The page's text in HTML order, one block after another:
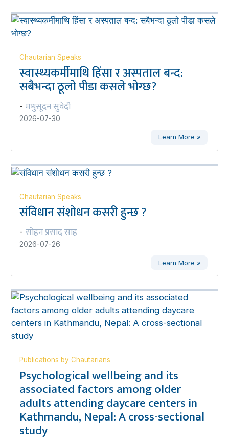
Chautarian Speaks
स्वास्थ्यकर्मीमाथि हिंसा र अस्पताल बन्द:
सबैभन्दा ठूलो पीडा कसले भोग्छ?
- मधुसूदन सुवेदी
2026-07-30
Learn More »
Chautarian Speaks
संविधान संशोधन कसरी हुन्छ ?
- सोहन प्रसाद साह
2026-07-26
Learn More »
Publications by Chautarians
Psychological wellbeing and its
associated factors among older
adults attending daycare centers in
Kathmandu, Nepal: A cross-sectional
study